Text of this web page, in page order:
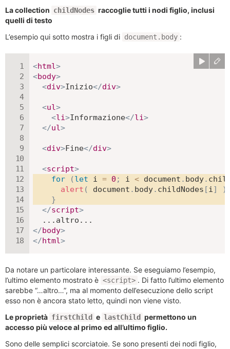
La collection childNodes raccoglie tutti i nodi figlio, inclusi
quelli di testo
L’esempio qui sotto mostra i figli di document.body :
<html>
<body>
<div>Inizio</div>
<ul>
<li>Informazione</li>
</ul>
<div>Fine</div>
<script>
for
(let i = 0 ; i < document . body.
alert ( document . body. childNodes [i] )
}
</script>
</body>
</html>
Da notare un particolare interessante. Se eseguiamo l’esempio,
l’ultimo elemento mostrato è <script> . Di fatto l’ultimo elemento
sarebbe “…altro…”, ma al momento dell’esecuzione dello script
esso non è ancora stato letto, quindi non viene visto.
Le proprietà firstChild e lastChild permettono un
accesso più veloce al primo ed all’ultimo figlio.
Sono delle semplici scorciatoie. Se sono presenti dei nodi figlio,